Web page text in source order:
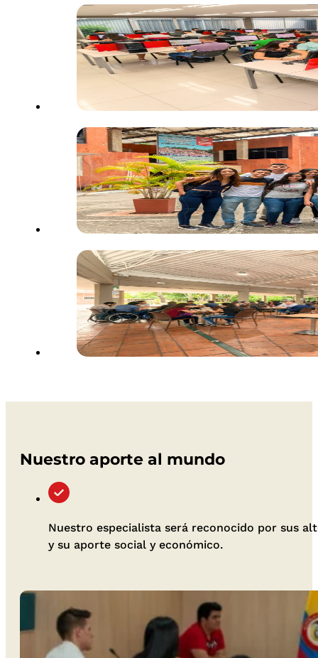
Nuestro aporte al mundo
Nuestro especialista será reconocido por sus
y su aporte social y económico.